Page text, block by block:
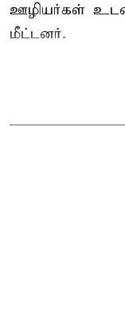
ஊழியர்கள்
மீட்டனர்.